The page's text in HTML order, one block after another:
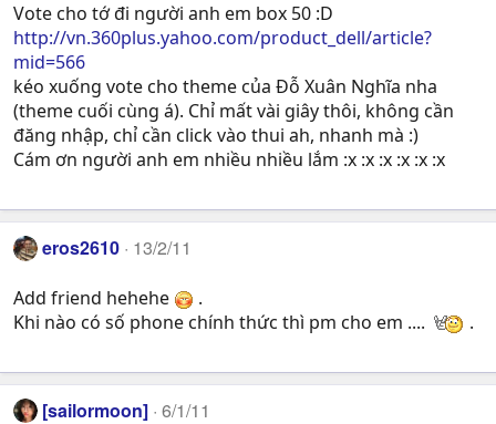
Vote cho tớ đi người anh em box 50 :D
http://vn.360plus.yahoo.com/product_dell/article?
mid=566
kéo xuống vote cho theme của Đỗ Xuân Nghĩa nha
(theme cuối cùng á). Chỉ mất vài giây thôi, không cần
đăng nhập, chỉ cần click vào thui ah, nhanh mà :)
Cám ơn người anh em nhiều nhiều lắm :x :x :x :x :x :x
eros2610 13/2/11
Add friend hehehe
.
Khi nào có số phone chính thức thì pm cho em ....
.
[sailormoon] 6/1/11